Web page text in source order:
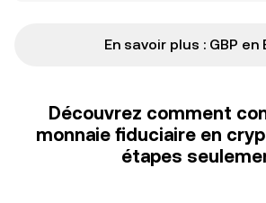
En savoir plus : GBP en
Découvrez comment
monnaie fiduciaire en
étapes